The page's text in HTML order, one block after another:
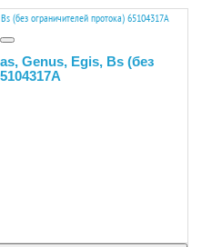
Genus, Egis, Bs (без